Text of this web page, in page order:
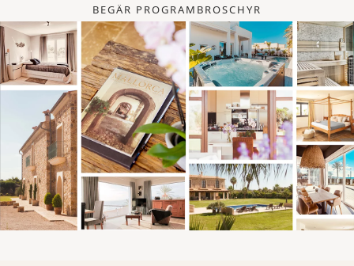
BEGÄR PROGRAMBROSCHYR